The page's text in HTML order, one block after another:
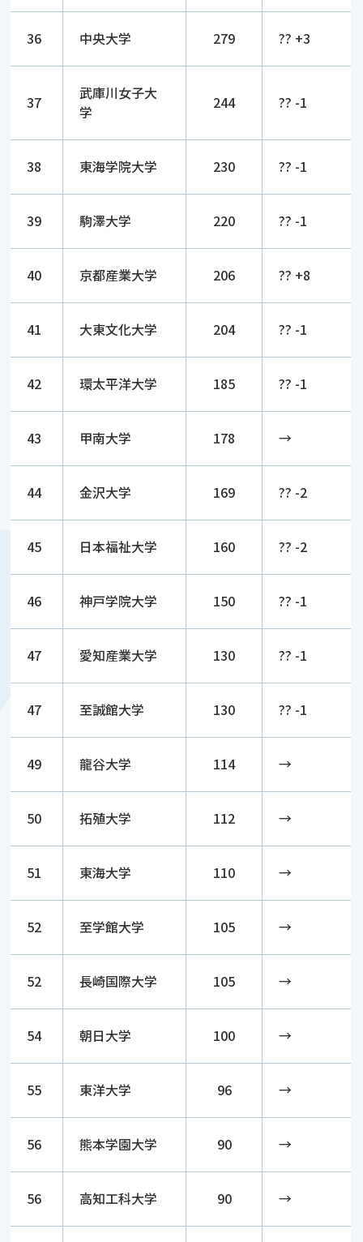
36 中央大学 279 ?? +3
37
武庫川女子大
学
244 ?? -1
38 東海学院大学 230 ?? -1
39 駒澤大学 220 ?? -1
40 京都産業大学 206 ?? +8
41 大東文化大学 204 ?? -1
42 環太平洋大学 185 ?? -1
43 甲南大学 178 →
44 金沢大学 169 ?? -2
45 日本福祉大学 160 ?? -2
46 神戸学院大学 150 ?? -1
47 愛知産業大学 130 ?? -1
47 至誠館大学 130 ?? -1
49 龍谷大学 114 →
50 拓殖大学 112 →
51 東海大学 110 →
52 至学館大学 105 →
52 長崎国際大学 105 →
54 朝日大学 100 →
55 東洋大学 96 →
56 熊本学園大学 90 →
56 高知工科大学 90 →